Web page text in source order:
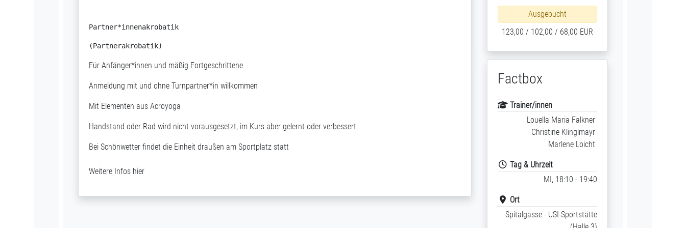
Partner*innenakrobatik
(Partnerakrobatik)
Für Anfänger*innen und mäßig Fortgeschrittene
Anmeldung mit und ohne Turnpartner*in willkommen
Mit Elementen aus Acroyoga
Handstand oder Rad wird nicht vorausgesetzt, im Kurs aber gelernt oder verbessert
Bei Schönwetter findet die Einheit draußen am Sportplatz statt
Weitere Infos hier
Ausgebucht
123,00 / 102,00 / 68,00 EUR
Factbox
Trainer/innen
Louella Maria Falkner
Christine Klinglmayr
Marlene Loicht
Tag & Uhrzeit
MI, 18:10 - 19:40
Ort
Spitalgasse - USI-Sportstätte